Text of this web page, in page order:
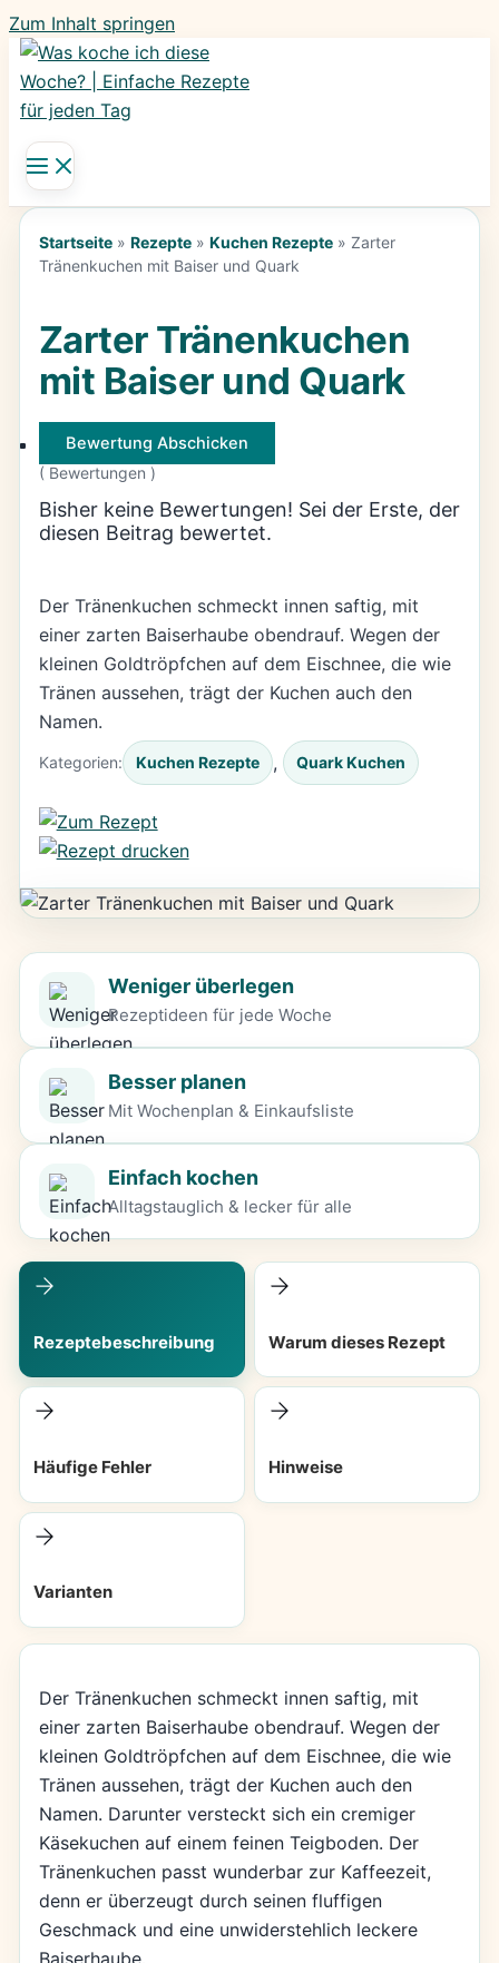
Zum Inhalt springen
Startseite» Rezepte» Kuchen Rezepte» Zarter
Tränenkuchen mit Baiser und Quark
Zarter Tränenkuchen
mit Baiser und Quark
Bewertung Abschicken
( Bewertungen )
Bisher keine Bewertungen! Sei der Erste, der
diesen Beitrag bewertet.
Der Tränenkuchen schmeckt innen saftig, mit
einer zarten Baiserhaube obendrauf. Wegen der
kleinen Goldtröpfchen auf dem Eischnee, die wie
Tränen aussehen, trägt der Kuchen auch den
Namen.
Kategorien: Kuchen Rezepte , Quark Kuchen
Weniger überlegen
Rezeptideen für jede Woche
Besser planen
Mit Wochenplan & Einkaufsliste
Einfach kochen
Alltagstauglich & lecker für alle
Rezeptebeschreibung Warum dieses Rezept
Häufige Fehler Hinweise
Varianten
Der Tränenkuchen schmeckt innen saftig, mit
einer zarten Baiserhaube obendrauf. Wegen der
kleinen Goldtröpfchen auf dem Eischnee, die wie
Tränen aussehen, trägt der Kuchen auch den
Namen. Darunter versteckt sich ein cremiger
Käsekuchen auf einem feinen Teigboden. Der
Tränenkuchen passt wunderbar zur Kaffeezeit,
denn er überzeugt durch seinen fluffigen
Geschmack und eine unwiderstehlich leckere
Baiserhaube.